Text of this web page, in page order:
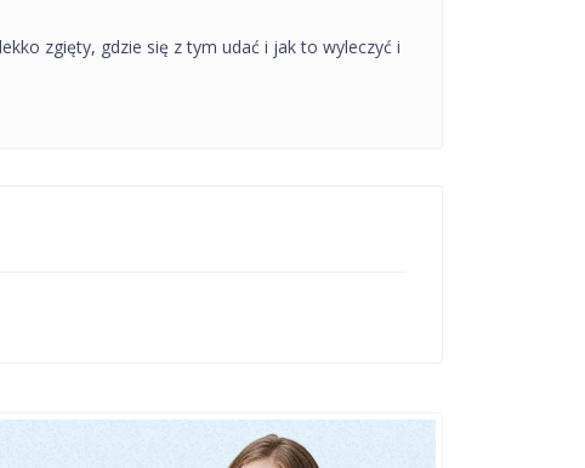
zgięty, gdzie się z tym udać i jak to wyleczyć i